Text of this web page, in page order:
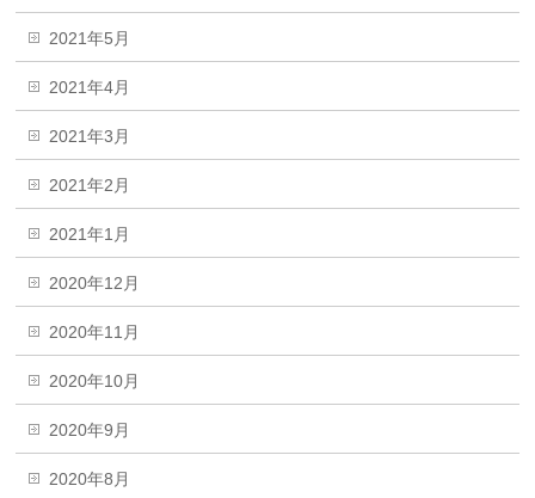
2021年5月
2021年4月
2021年3月
2021年2月
2021年1月
2020年12月
2020年11月
2020年10月
2020年9月
2020年8月